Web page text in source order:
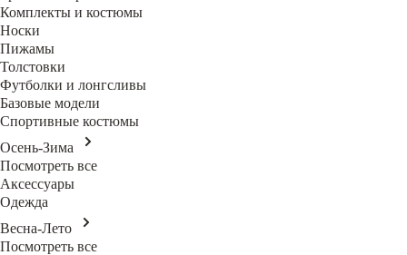
Комплекты и костюмы
Носки
Пижамы
Толстовки
Футболки и лонгсливы
Базовые модели
Спортивные костюмы
Осень-Зима
Посмотреть все
Аксессуары
Одежда
Весна-Лето
Посмотреть все